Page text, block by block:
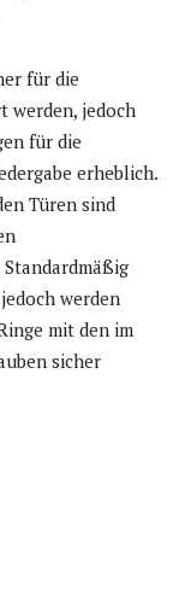
für die
werden, jedoch
für die
erheblich.
Türen sind
werden
mit den im
sicher